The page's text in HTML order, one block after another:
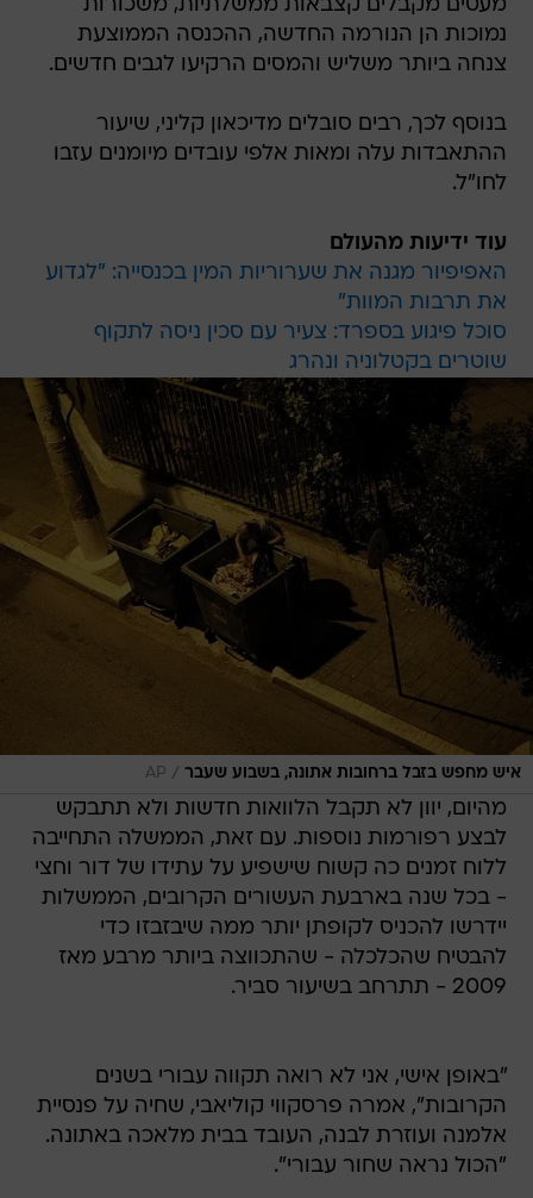
מעטים מקבלים קצבאות ממשלתיות, משכורות
נמוכות הן הנורמה החדשה, ההכנסה הממוצעת
צנחה ביותר משליש והמסים הרקיעו לגבים חדשים.
בנוסף לכך, רבים סובלים מדיכאון קליני, שיעור
ההתאבדות עלה ומאות אלפי עובדים מיומנים עזבו
לחו"ל.
עוד ידיעות מהעולם
האפיפיור מגנה את שערוריות המין בכנסייה: "לגדוע
את תרבות המוות"
סוכל פיגוע בספרד: צעיר עם סכין ניסה לתקוף
שוטרים בקטלוניה ונהרג
איש מחפש בזבל ברחובות אתונה, בשבוע שעבר /
AP
מהיום, יוון לא תקבל הלוואות חדשות ולא תתבקש
לבצע רפורמות נוספות. עם זאת, הממשלה התחייבה
ללוח זמנים כה קשוח שישפיע על עתידו של דור וחצי
- בכל שנה בארבעת העשורים הקרובים, הממשלות
יידרשו להכניס לקופתן יותר ממה שיבזבזו כדי
להבטיח שהכלכלה - שהתכווצה ביותר מרבע מאז
2009 - תתרחב בשיעור סביר.
"באופן אישי, אני לא רואה תקווה עבורי בשנים
הקרובות", אמרה פרסקווי קוליאבי, שחיה על פנסיית
אלמנה ועוזרת לבנה, העובד בבית מלאכה באתונה.
"הכול נראה שחור עבורי".